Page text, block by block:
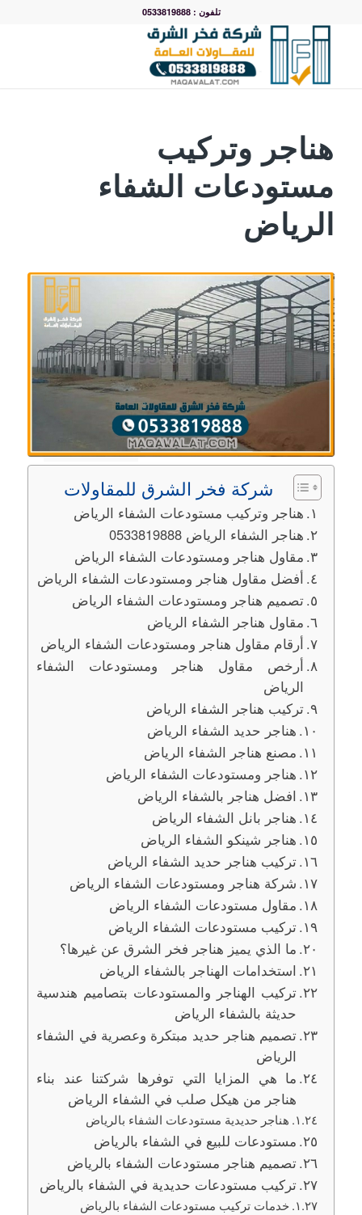
تلفون : 0533819888
هناجر وتركيب
مستودعات الشفاء
الرياض
محتوى المقالة
شركة فخر الشرق للمقاولات
هناجر وتركيب مستودعات الشفاء الرياض
هناجر الشفاء الرياض 0533819888
مقاول هناجر ومستودعات الشفاء الرياض
أفضل مقاول هناجر ومستودعات الشفاء الرياض
تصميم هناجر ومستودعات الشفاء الرياض
مقاول هناجر الشفاء الرياض
أرقام مقاول هناجر ومستودعات الشفاء الرياض
أرخص مقاول هناجر ومستودعات الشفاء
الرياض
تركيب هناجر الشفاء الرياض
هناجر حديد الشفاء الرياض
مصنع هناجر الشفاء الرياض
هناجر ومستودعات الشفاء الرياض
افضل هناجر بالشفاء الرياض
هناجر بانل الشفاء الرياض
هناجر شينكو الشفاء الرياض
تركيب هناجر حديد الشفاء الرياض
شركة هناجر ومستودعات الشفاء الرياض
مقاول مستودعات الشفاء الرياض
تركيب مستودعات الشفاء الرياض
ما الذي يميز هناجر فخر الشرق عن غيرها؟
استخدامات الهناجر بالشفاء الرياض
تركيب الهناجر والمستودعات بتصاميم هندسية
حديثة بالشفاء الرياض
تصميم هناجر حديد مبتكرة وعصرية في الشفاء
الرياض
ما هي المزايا التي توفرها شركتنا عند بناء
هناجر من هيكل صلب في الشفاء الرياض
هناجر حديدية مستودعات الشفاء بالرياض
مستودعات للبيع في الشفاء بالرياض
تصميم هناجر مستودعات الشفاء بالرياض
تركيب مستودعات حديدية في الشفاء بالرياض
خدمات تركيب مستودعات الشفاء بالرياض